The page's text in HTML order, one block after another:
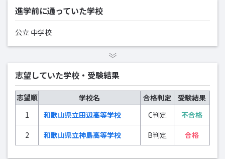
進学前に通っていた学校
公立 中学校
志望していた学校・受験結果
志望順 学校名 合格判定
受験結果
1
和歌山県立田辺高等学校 C判定
不合格
2
和歌山県立神島高等学校 B判定 合格